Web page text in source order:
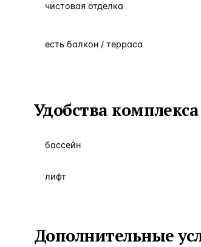
чистовая отделка
есть балкон / терраса
Удобства комплекса
бассейн
лифт
Дополнительные